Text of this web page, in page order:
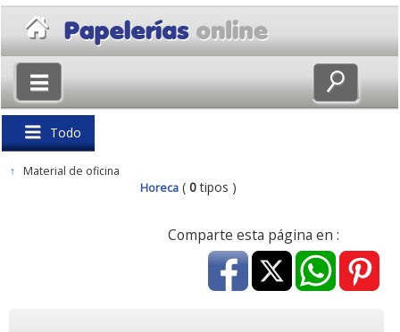
Todo
Volver
↑ Material de oficina
Horeca( 0tipos )
Comparte esta página en :